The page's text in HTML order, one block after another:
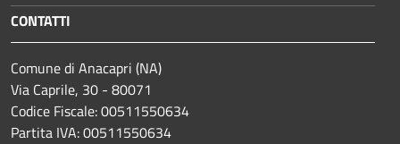
CONTATTI
Comune di Anacapri (NA)
Via Caprile, 30 - 80071
Codice Fiscale: 00511550634
Partita IVA: 00511550634